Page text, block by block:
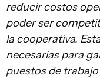
reducir costos
poder ser
la cooperativa.
necesarias para
puestos de